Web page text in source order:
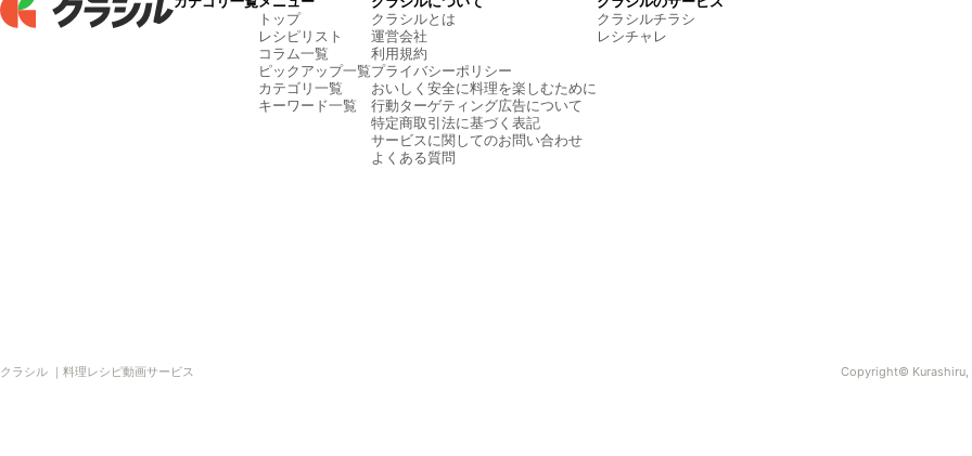
トップ
レシピリスト
コラム一覧
ピックアップ一覧
カテゴリ一覧
キーワード一覧
クラシルとは
運営会社
利用規約
プライバシーポリシー
おいしく安全に料理を楽しむために
行動ターゲティング広告について
特定商取引法に基づく表記
サービスに関してのお問い合わせ
よくある質問
クラシルチラシ
レシチャレ
クラシル ｜料理レシピ動画サービス Copyright© Kurashiru,